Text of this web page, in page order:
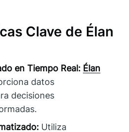
Clave de Élan
en Tiempo Real: Élan
datos
decisiones
Utiliza